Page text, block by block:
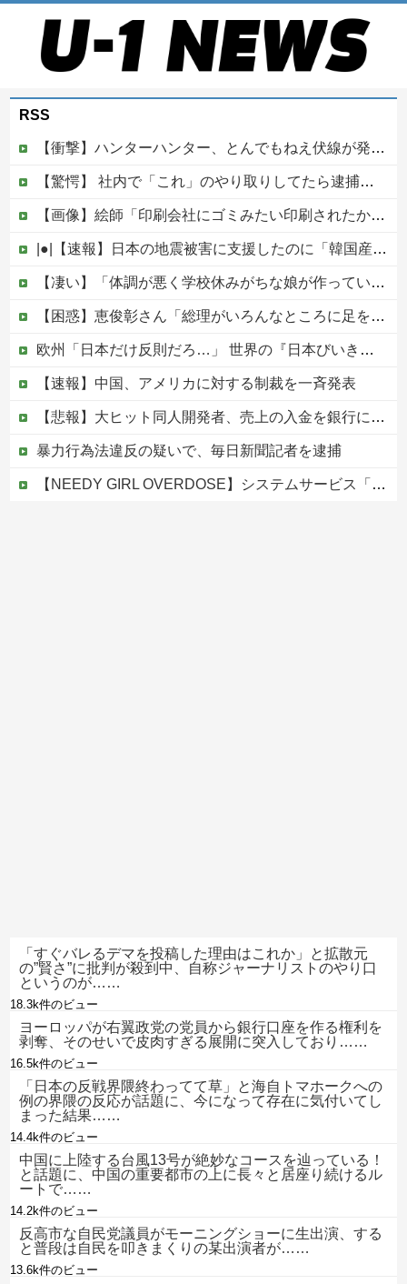
RSS
【衝撃】ハンターハンター、とんでもねえ伏線が発掘される。クルタ族の虐殺犯人がツェリードニヒだった模様！
【驚愕】 社内で「これ」のやり取りしてたら逮捕されたんだがｗｗｗｗｗｗｗ
【画像】絵師「印刷会社にゴミみたい印刷されたから晒すわ」→お前がクレーマーだと大炎上
|●|【速報】日本の地震被害に支援したのに「韓国産の水は水洗トイレに」
【凄い】「体調が悪く学校休みがちな娘が作っている果物の飾り切り」→大反響！
【困惑】恵俊彰さん「総理がいろんなところに足を運べばクーラーが…」・・・・・・・・・他
欧州「日本だけ反則だろ…」 世界の『日本びいき』にヨーロッパ全土から不満の声
【速報】中国、アメリカに対する制裁を一斉発表
【悲報】大ヒット同人開発者、売上の入金を銀行に拒否され受け取れず、多額の納税義務だけが残るｗｗｗｗｗ
暴力行為法違反の疑いで、毎日新聞記者を逮捕
【NEEDY GIRL OVERDOSE】システムサービス「超絶最かわてんしちゃん」プライズフィギュア【彩色原型公開】
「すぐバレるデマを投稿した理由はこれか」と拡散元
の”賢さ”に批判が殺到中、自称ジャーナリストのやり口
というのが……
18.3k件のビュー
ヨーロッパが右翼政党の党員から銀行口座を作る権利を
剥奪、そのせいで皮肉すぎる展開に突入しており……
16.5k件のビュー
「日本の反戦界隈終わってて草」と海自トマホークへの
例の界隈の反応が話題に、今になって存在に気付いてし
まった結果……
14.4k件のビュー
中国に上陸する台風13号が絶妙なコースを辿っている！
と話題に、中国の重要都市の上に長々と居座り続けるル
ートで……
14.2k件のビュー
反高市な自民党議員がモーニングショーに生出演、する
と普段は自民を叩きまくりの某出演者が……
13.6k件のビュー